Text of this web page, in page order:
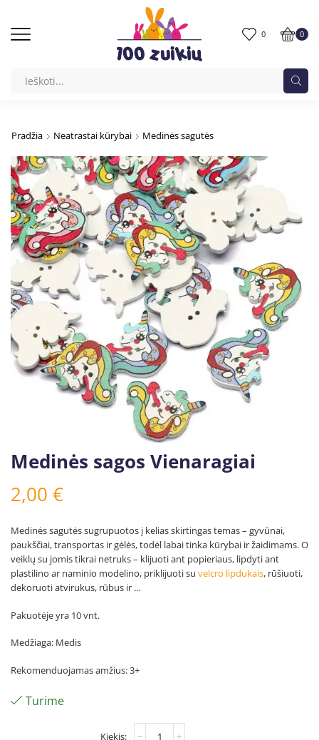
0 0
Pradžia Neatrastai kūrybai Medinės sagutės
Medinės sagos Vienaragiai
2,00 €
Medinės sagutės sugrupuotos į kelias skirtingas temas – gyvūnai,
paukščiai, transportas ir gėlės, todėl labai tinka kūrybai ir žaidimams. O
veiklų su jomis tikrai netruks – klijuoti ant popieriaus, lipdyti ant
plastilino ar naminio modelino, priklijuoti su velcro lipdukais, rūšiuoti,
dekoruoti atvirukus, rūbus ir …
Pakuotėje yra 10 vnt.
Medžiaga: Medis
Rekomenduojamas amžius: 3+
Turime